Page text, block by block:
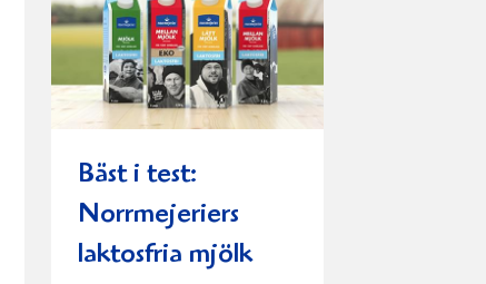
Bäst i test:
Norrmejeriers
laktosfria mjölk